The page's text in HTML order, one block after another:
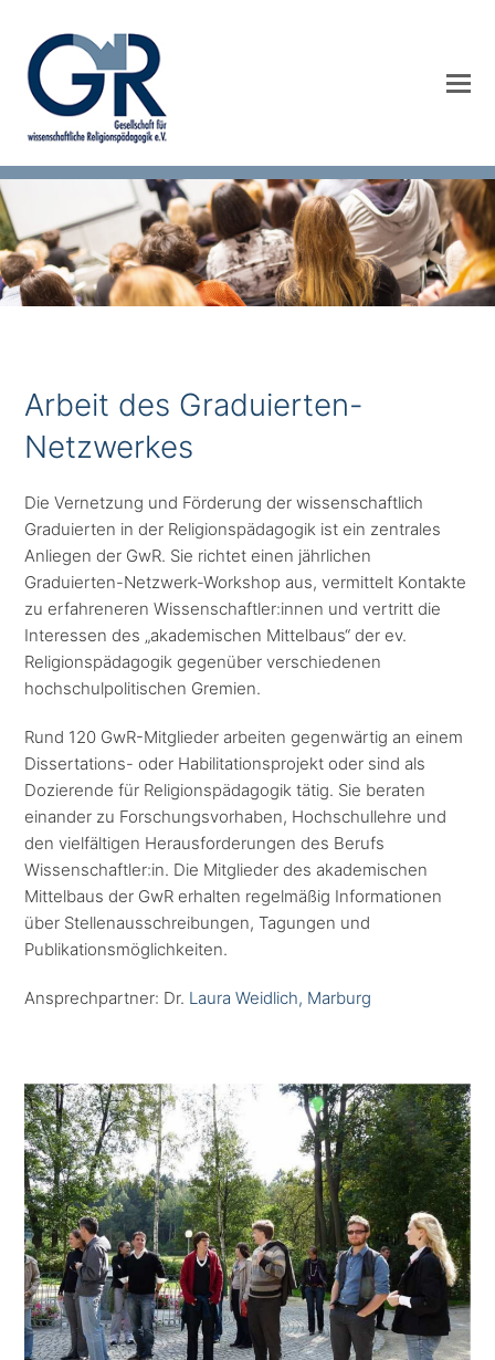
Arbeit des Graduierten-
Netzwerkes
Die Vernetzung und Förderung der wissenschaftlich
Graduierten in der Religionspädagogik ist ein zentrales
Anliegen der GwR. Sie richtet einen jährlichen
Graduierten-Netzwerk-Workshop aus, vermittelt Kontakte
zu erfahreneren Wissenschaftler:innen und vertritt die
Interessen des „akademischen Mittelbaus“ der ev.
Religionspädagogik gegenüber verschiedenen
hochschulpolitischen Gremien.
Rund 120 GwR-Mitglieder arbeiten gegenwärtig an einem
Dissertations- oder Habilitationsprojekt oder sind als
Dozierende für Religionspädagogik tätig. Sie beraten
einander zu Forschungsvorhaben, Hochschullehre und
den vielfältigen Herausforderungen des Berufs
Wissenschaftler:in. Die Mitglieder des akademischen
Mittelbaus der GwR erhalten regelmäßig Informationen
über Stellenausschreibungen, Tagungen und
Publikationsmöglichkeiten.
Ansprechpartner: Dr. Laura Weidlich, Marburg